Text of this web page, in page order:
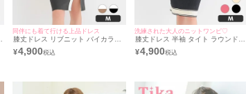
同伴にも着て行ける上品ドレス
膝丈ドレス リブニット バイカラー
リボン ノースリーブ キャバドレス
(きぃぃりぷ着用)[th-mdtc2059a]
¥4,900
洗練された大人のニットワンピ♡
膝丈ドレス 半袖 タイト ラウンドネ
ック フロントボタン リブニット キ
ャバドレス (きぃぃりぷ着用)[th-
¥4,900